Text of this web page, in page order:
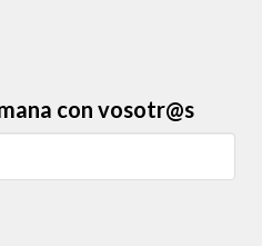
con vosotr@s